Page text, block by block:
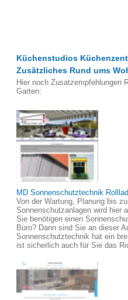
Küchenstudios
Zusätzliches Rund ums
Hier noch Zusatzempfehlungen
Garten:
MD Sonnenschutztechnik
Von der Wartung, Planung bis
Sonnenschutzanlagen wird hier
Sie benötigen einen
Büro? Dann sind Sie an dieser
Sonnenschutztechnik hat ein
ist sicherlich auch für Sie das